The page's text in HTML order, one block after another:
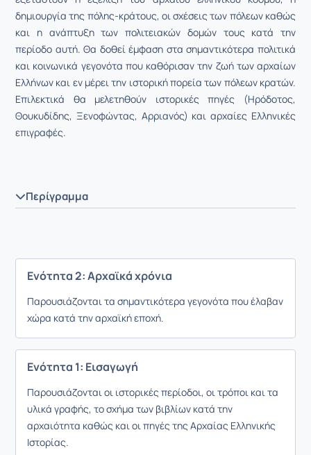
δημιουργία της πόλης-κράτους, οι σχέσεις των πόλεων καθώς
και η ανάπτυξη των πολιτειακών δομών τους κατά την
περίοδο αυτή. Θα δοθεί έμφαση στα σημαντικότερα πολιτικά
και κοινωνικά γεγονότα που καθόρισαν την ζωή των αρχαίων
Ελλήνων και εν μέρει την ιστορική πορεία των πόλεων κρατών.
Επιλεκτικά θα μελετηθούν ιστορικές πηγές (Ηρόδοτος,
Θουκυδίδης, Ξενοφώντας, Αρριανός) και αρχαίες Ελληνικές
επιγραφές.
Περίγραμμα
Ενότητα 2: Αρχαϊκά χρόνια
Παρουσιάζονται τα σημαντικότερα γεγονότα που έλαβαν
χώρα κατά την αρχαϊκή εποχή.
Ενότητα 1: Εισαγωγή
Παρουσιάζονται οι ιστορικές περίοδοι, οι τρόποι και τα
υλικά γραφής, το σχήμα των βιβλίων κατά την
αρχαιότητα καθώς και οι πηγές της Αρχαίας Ελληνικής
Ιστορίας.